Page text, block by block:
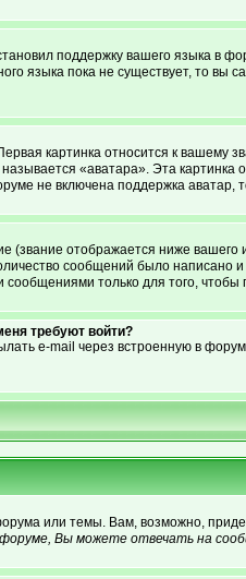
поддержку вашего языка
языка пока не существует, то
картинка относится к
«аватара». Эта картинка
не включена поддержка
отображается ниже
сообщений было
только для того,
требуют войти?
e-mail через встроенную в
или темы. Вам, возможно,
Вы можете отвечать на